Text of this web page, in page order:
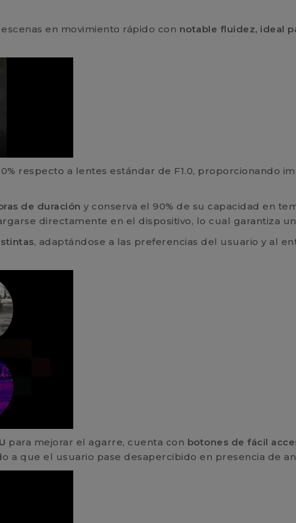
en movimiento rápido con notable fluidez, ideal
respecto a lentes estándar de F1.0, proporcionando
de duración y conserva el 90% de su capacidad en
directamente en el dispositivo, lo cual garantiza
, adaptándose a las preferencias del usuario y al
para mejorar el agarre, cuenta con botones de fácil
a que el usuario pase desapercibido en presencia de